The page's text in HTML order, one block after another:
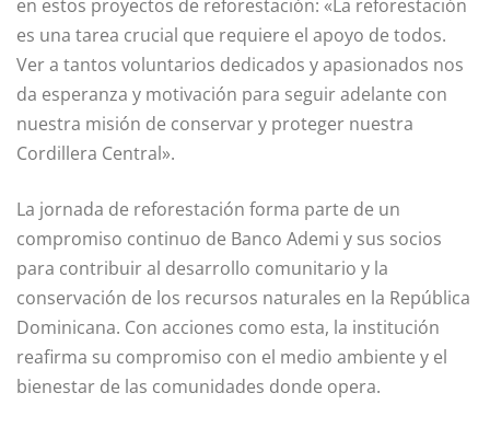
en estos proyectos de reforestación: «La reforestación
es una tarea crucial que requiere el apoyo de todos.
Ver a tantos voluntarios dedicados y apasionados nos
da esperanza y motivación para seguir adelante con
nuestra misión de conservar y proteger nuestra
Cordillera Central».
La jornada de reforestación forma parte de un
compromiso continuo de Banco Ademi y sus socios
para contribuir al desarrollo comunitario y la
conservación de los recursos naturales en la República
Dominicana. Con acciones como esta, la institución
reafirma su compromiso con el medio ambiente y el
bienestar de las comunidades donde opera.